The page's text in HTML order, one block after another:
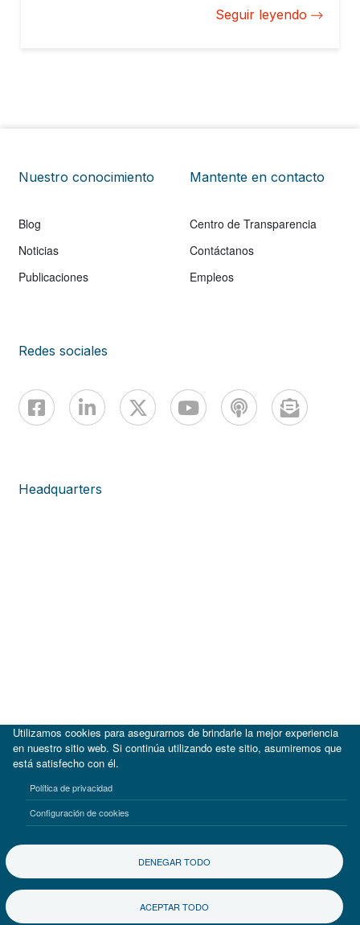
Seguir leyendo
Nuestro conocimiento
Blog
Noticias
Publicaciones
Mantente en contacto
Centro de Transparencia
Contáctanos
Empleos
Redes sociales
Headquarters
Términos de uso Aviso de privacidad
Utilizamos cookies para asegurarnos de brindarle la mejor experiencia
en nuestro sitio web. Si continúa utilizando este sitio, asumiremos que
está satisfecho con él.
Política de privacidad
Configuración de cookies
DENEGAR TODO
ACEPTAR TODO